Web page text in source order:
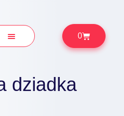
0
dziadka